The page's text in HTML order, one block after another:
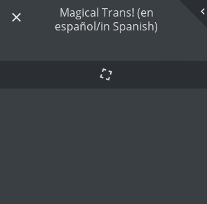
Magical Trans! (en
español/in Spanish)